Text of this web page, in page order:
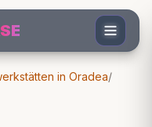
in Oradea/